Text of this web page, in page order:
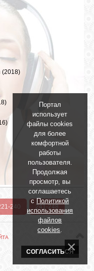
(2018)
240 241-248
Портал
использует
файлы cookies
для более
комфортной
работы
пользователя.
Продолжая
просмотр, вы
соглашаетесь
сПолитикой
использования
файлов
cookies
СОГЛАСИТЬСЯ